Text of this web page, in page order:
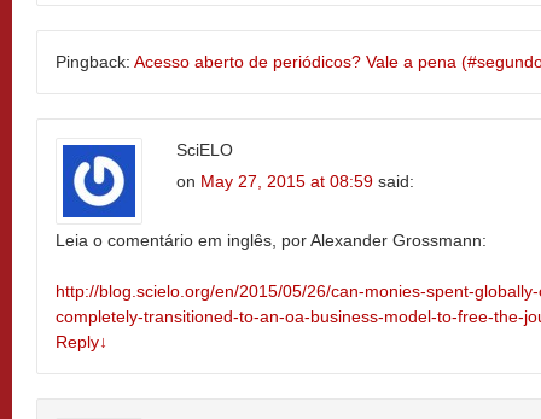
Pingback: Acesso aberto de periódicos? Vale a pena
SciELO
on May 27, 2015 at 08:59 said:
Leia o comentário em inglês, por Alexander Grossmann:
http://blog.scielo.org/en/2015/05/26/can-monies-spent-
completely-transitioned-to-an-oa-business-model-to-free-the-
Reply↓